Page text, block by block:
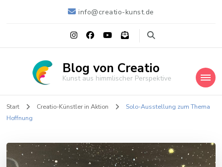
info@creatio-kunst.de
Blog von Creatio
Kunst aus himmlischer Perspektive
Start Creatio-Künstler in Aktion
Solo-Ausstellung zum Thema
Hoffnung